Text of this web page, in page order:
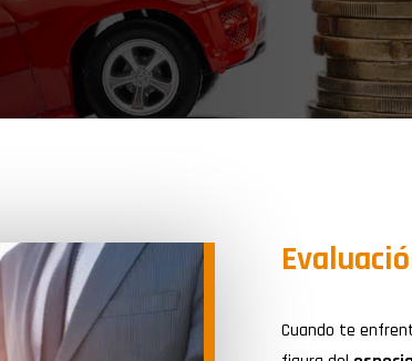
Cuando te